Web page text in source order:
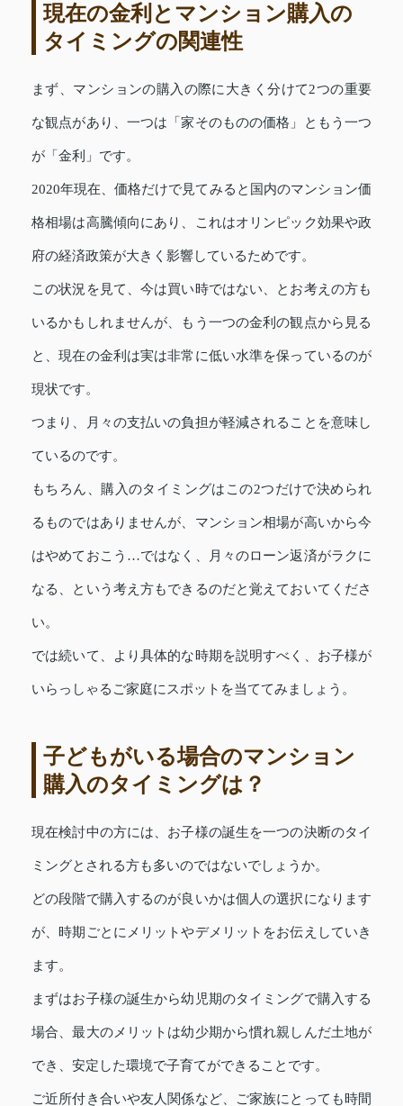
現在の金利とマンション購入の
タイミングの関連性
まず、マンションの購入の際に大きく分けて2つの重要
な観点があり、一つは「家そのものの価格」ともう一つ
が「金利」です。
2020年現在、価格だけで見てみると国内のマンション価
格相場は高騰傾向にあり、これはオリンピック効果や政
府の経済政策が大きく影響しているためです。
この状況を見て、今は買い時ではない、とお考えの方も
いるかもしれませんが、もう一つの金利の観点から見る
と、現在の金利は実は非常に低い水準を保っているのが
現状です。
つまり、月々の支払いの負担が軽減されることを意味し
ているのです。
もちろん、購入のタイミングはこの2つだけで決められ
るものではありませんが、マンション相場が高いから今
はやめておこう…ではなく、月々のローン返済がラクに
なる、という考え方もできるのだと覚えておいてくださ
い。
では続いて、より具体的な時期を説明すべく、お子様が
いらっしゃるご家庭にスポットを当ててみましょう。
子どもがいる場合のマンション
購入のタイミングは？
現在検討中の方には、お子様の誕生を一つの決断のタイ
ミングとされる方も多いのではないでしょうか。
どの段階で購入するのが良いかは個人の選択になります
が、時期ごとにメリットやデメリットをお伝えしていき
ます。
まずはお子様の誕生から幼児期のタイミングで購入する
場合、最大のメリットは幼少期から慣れ親しんだ土地が
でき、安定した環境で子育てができることです。
ご近所付き合いや友人関係など、ご家族にとっても時間